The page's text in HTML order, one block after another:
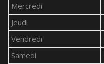
Mercredi
Jeudi
Vendredi
Samedi